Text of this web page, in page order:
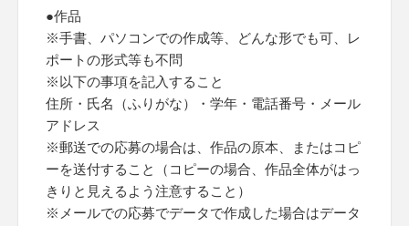
●作品
※手書、パソコンでの作成等、どんな形でも可、レ
ポートの形式等も不問
※以下の事項を記入すること
住所・氏名（ふりがな）・学年・電話番号・メール
アドレス
※郵送での応募の場合は、作品の原本、またはコピ
ーを送付すること（コピーの場合、作品全体がはっ
きりと見えるよう注意すること）
※メールでの応募でデータで作成した場合はデータ